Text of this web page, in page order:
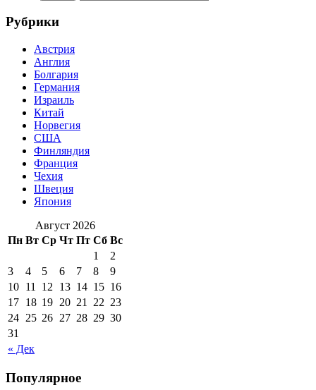
Рубрики
Австрия
Англия
Болгария
Германия
Израиль
Китай
Норвегия
США
Финляндия
Франция
Чехия
Швеция
Япония
Август 2026
Пн Вт Ср Чт Пт Сб Вс
« Дек
1
2
3
4 5 6 7 8
9
10 11 12 13 14 15 16
17 18 19 20 21 22 23
24 25 26 27 28 29 30
31
Популярное